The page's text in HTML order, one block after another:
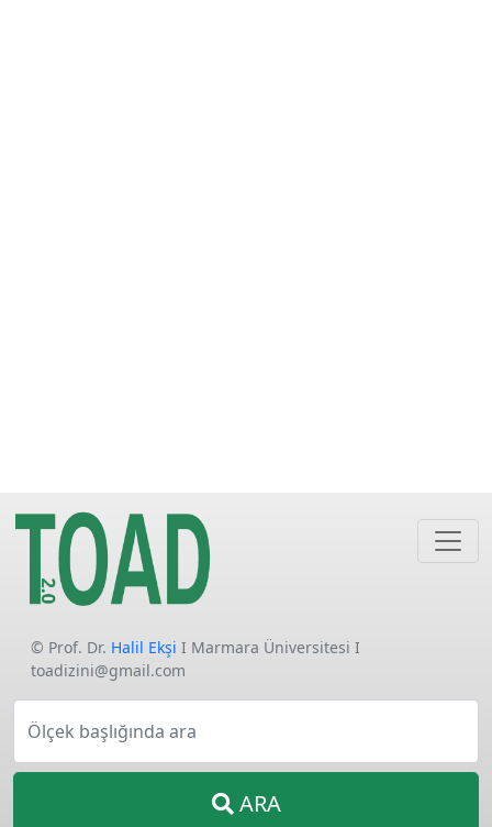
© Prof. Dr. Halil Ekşi I Marmara Üniversitesi I
toadizini@gmail.com
Ölçek başlığında ara
ARA